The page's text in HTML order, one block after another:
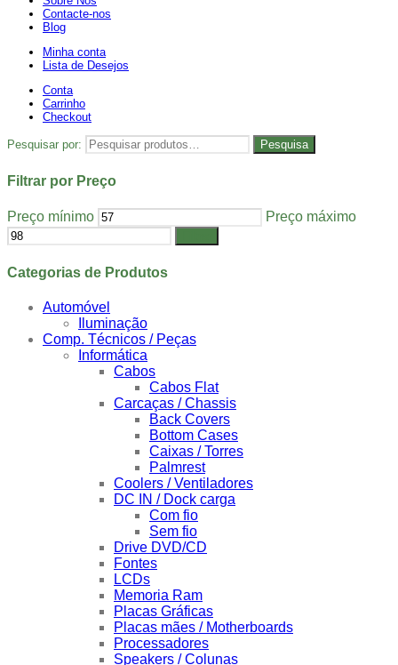
Contacte-nos
Blog
Minha conta
Lista de Desejos
Conta
Carrinho
Checkout
Pesquisar por: Pesquisa
Filtrar por Preço
Preço mínimo Preço máximo
Categorias de Produtos
Automóvel
Iluminação
Comp. Técnicos / Peças
Informática
Cabos
Cabos Flat
Carcaças / Chassis
Back Covers
Bottom Cases
Caixas / Torres
Palmrest
Coolers / Ventiladores
DC IN / Dock carga
Com fio
Sem fio
Drive DVD/CD
Fontes
LCDs
Memoria Ram
Placas Gráficas
Placas mães / Motherboards
Processadores
Speakers / Colunas